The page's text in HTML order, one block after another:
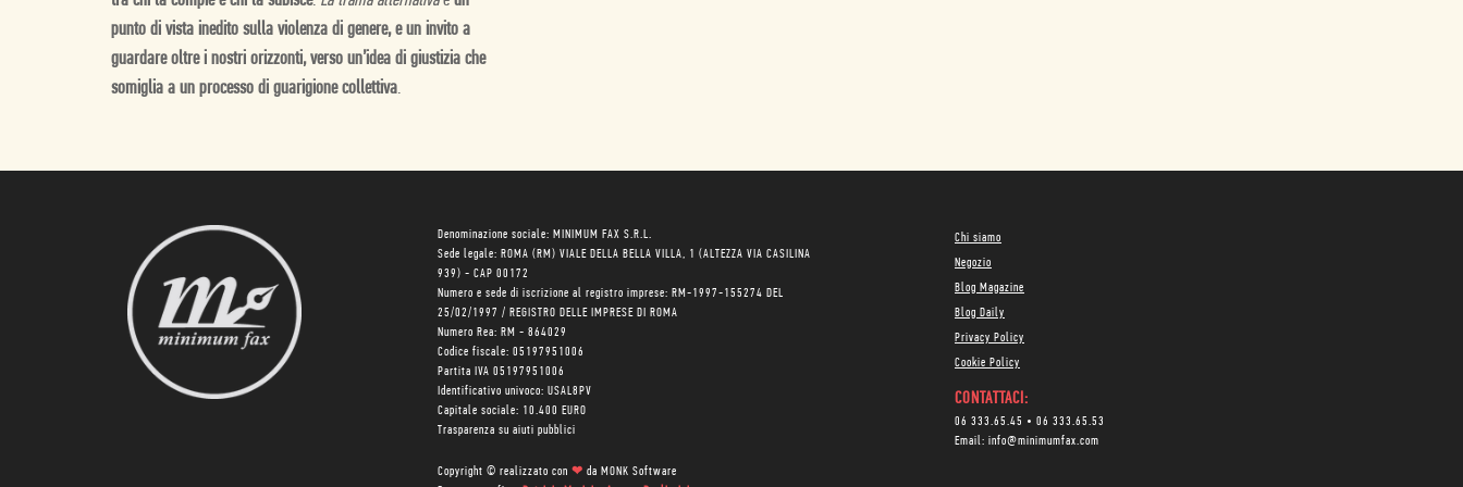
punto di vista inedito sulla violenza di genere, e un invito a
guardare oltre i nostri orizzonti, verso un’idea di giustizia che
somiglia a un processo di guarigione collettiva.
Denominazione sociale: MINIMUM FAX S.R.L.
Sede legale: ROMA (RM) VIALE DELLA BELLA VILLA, 1 (ALTEZZA VIA CASILINA
939) - CAP 00172
Numero e sede di iscrizione al registro imprese: RM-1997-155274 DEL
25/02/1997 / REGISTRO DELLE IMPRESE DI ROMA
Numero Rea: RM - 864029
Codice fiscale: 05197951006
Partita IVA 05197951006
Identificativo univoco: USAL8PV
Capitale sociale: 10.400 EURO
Trasparenza su aiuti pubblici
Copyright © realizzato con ❤ da MONK Software
Chi siamo
Negozio
Blog Magazine
Blog Daily
Privacy Policy
Cookie Policy
CONTATTACI:
06 333.65.45 • 06 333.65.53
Email: info@minimumfax.com